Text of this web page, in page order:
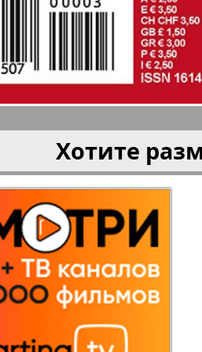
здоровья
Наше
Süd-West
Районка-
Bremen
Рейнская
Хотите